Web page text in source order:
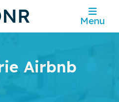
Menu
Airbnb